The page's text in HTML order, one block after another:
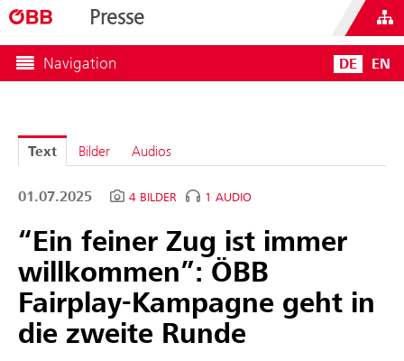
Presse
Navigation DE EN
Text Bilder Audios
01.07.2025 4 BILDER 1 AUDIO
“Ein feiner Zug ist immer
willkommen”: ÖBB
Fairplay-Kampagne geht in
die zweite Runde